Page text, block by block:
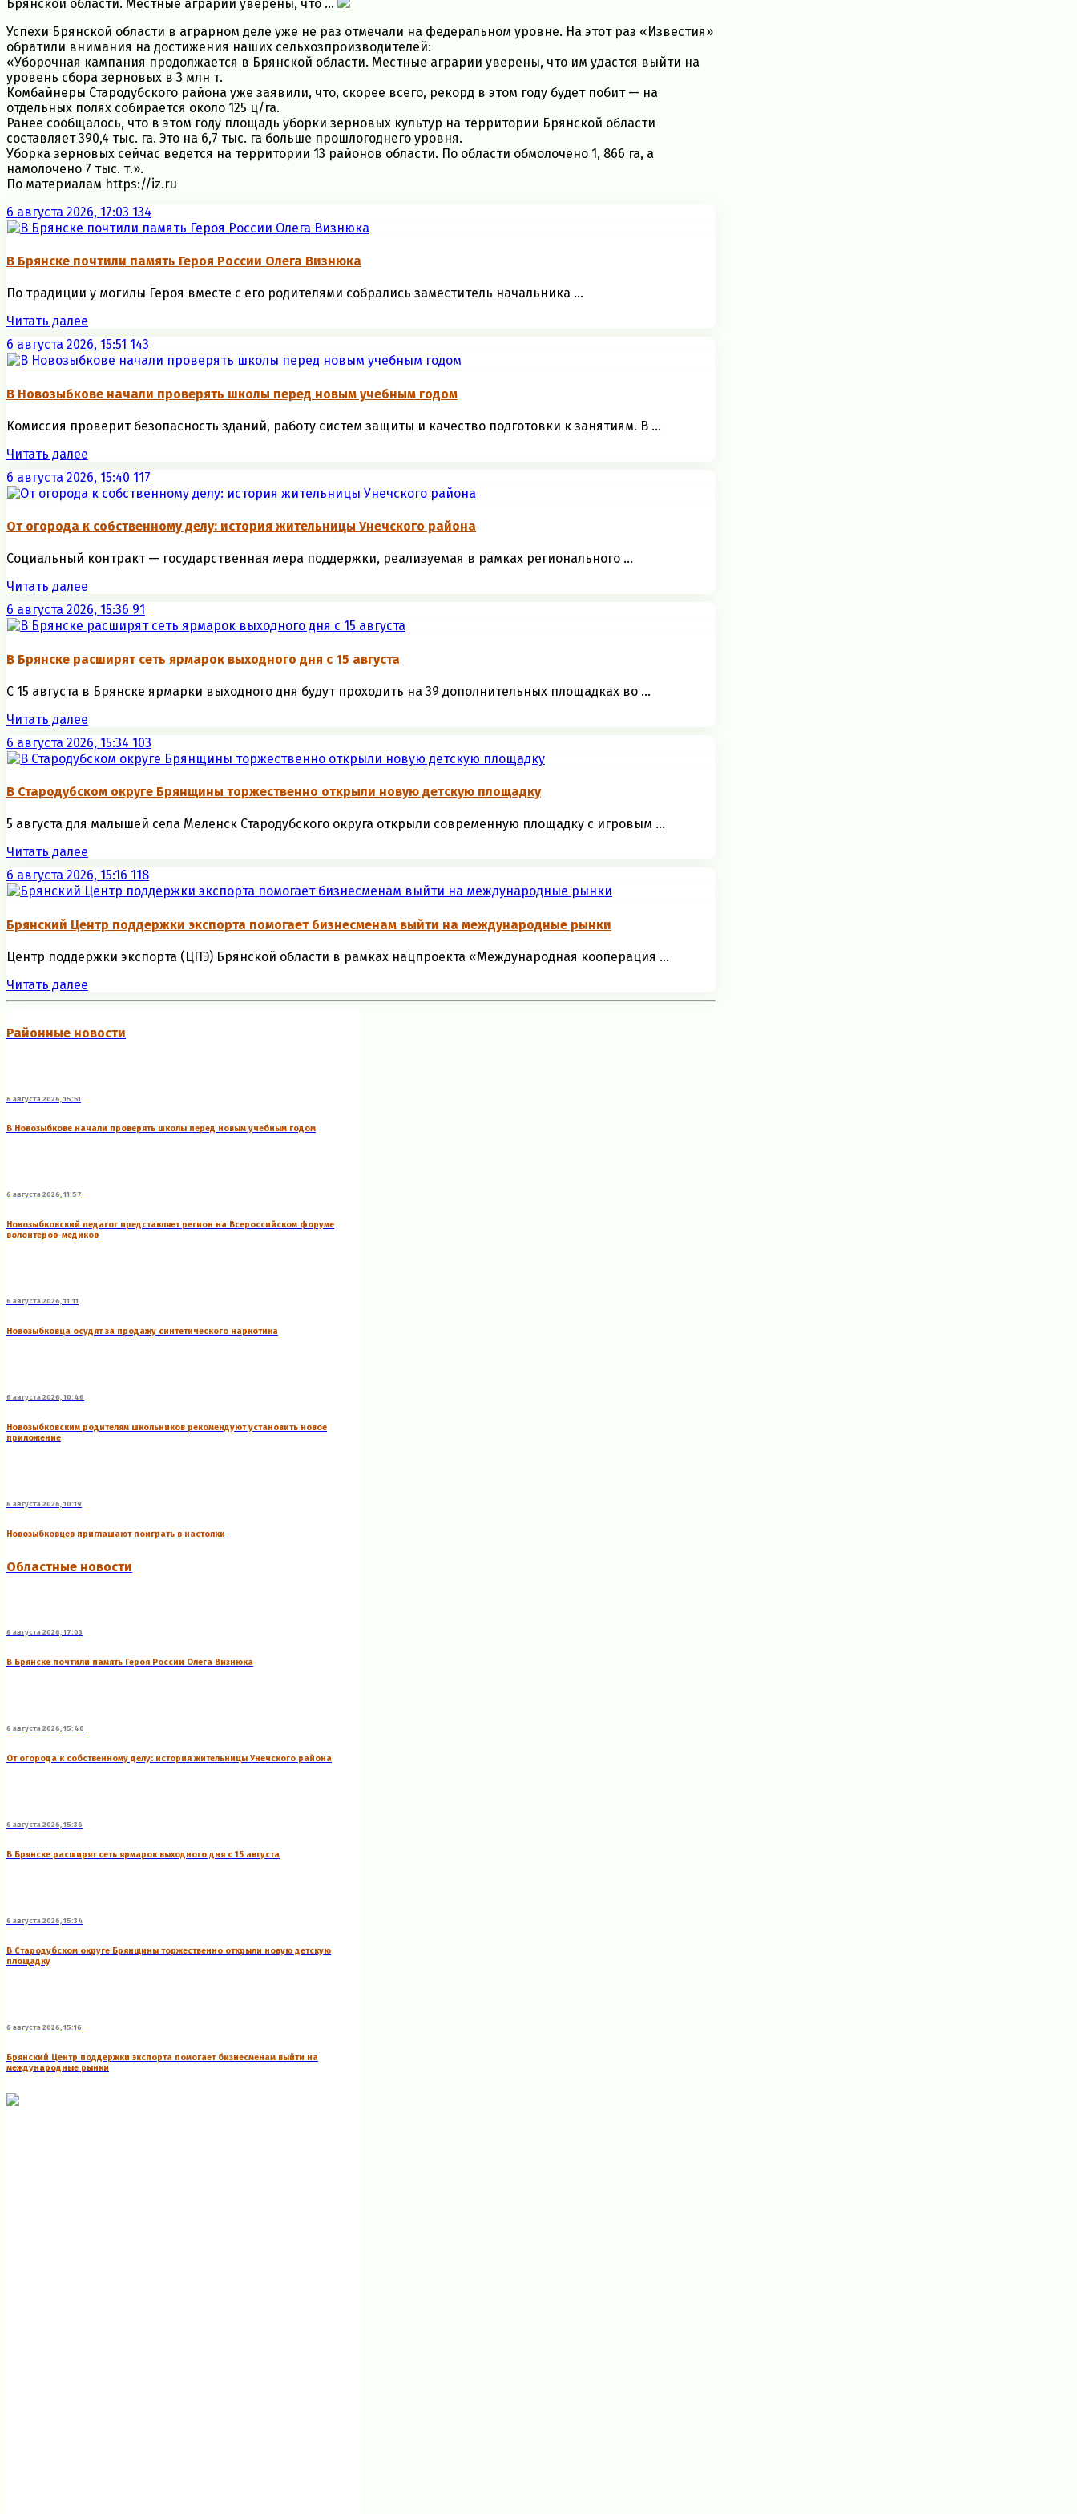
Брянской области. Местные аграрии уверены, что ...
Успехи Брянской области в аграрном деле уже не раз отмечали на федеральном уровне. На этот раз «Известия»
обратили внимания на достижения наших сельхозпроизводителей:
«Уборочная кампания продолжается в Брянской области. Местные аграрии уверены, что им удастся выйти на
уровень сбора зерновых в 3 млн т.
Комбайнеры Стародубского района уже заявили, что, скорее всего, рекорд в этом году будет побит — на
отдельных полях собирается около 125 ц/га.
Ранее сообщалось, что в этом году площадь уборки зерновых культур на территории Брянской области
составляет 390,4 тыс. га. Это на 6,7 тыс. га больше прошлогоднего уровня.
Уборка зерновых сейчас ведется на территории 13 районов области. По области обмолочено 1, 866 га, а
намолочено 7 тыс. т.».
По материалам https://iz.ru
6 августа 2026, 17:03 134
В Брянске почтили память Героя России Олега Визнюка
По традиции у могилы Героя вместе с его родителями собрались заместитель начальника ...
Читать далее
6 августа 2026, 15:51 143
В Новозыбкове начали проверять школы перед новым учебным годом
Комиссия проверит безопасность зданий, работу систем защиты и качество подготовки к занятиям. В ...
Читать далее
6 августа 2026, 15:40 117
От огорода к собственному делу: история жительницы Унечского района
Социальный контракт — государственная мера поддержки, реализуемая в рамках регионального ...
Читать далее
6 августа 2026, 15:36 91
В Брянске расширят сеть ярмарок выходного дня с 15 августа
С 15 августа в Брянске ярмарки выходного дня будут проходить на 39 дополнительных площадках во ...
Читать далее
6 августа 2026, 15:34 103
В Стародубском округе Брянщины торжественно открыли новую детскую площадку
5 августа для малышей села Меленск Стародубского округа открыли современную площадку с игровым ...
Читать далее
6 августа 2026, 15:16 118
Брянский Центр поддержки экспорта помогает бизнесменам выйти на международные рынки
Центр поддержки экспорта (ЦПЭ) Брянской области в рамках нацпроекта «Международная кооперация ...
Читать далее
Районные новости
6 августа 2026, 15:51
В Новозыбкове начали проверять школы перед новым учебным годом
6 августа 2026, 11:57
Новозыбковский педагог представляет регион на Всероссийском форуме
волонтеров-медиков
6 августа 2026, 11:11
Новозыбковца осудят за продажу синтетического наркотика
6 августа 2026, 10:46
Новозыбковским родителям школьников рекомендуют установить новое
приложение
6 августа 2026, 10:19
Новозыбковцев приглашают поиграть в настолки
Областные новости
6 августа 2026, 17:03
В Брянске почтили память Героя России Олега Визнюка
6 августа 2026, 15:40
От огорода к собственному делу: история жительницы Унечского района
6 августа 2026, 15:36
В Брянске расширят сеть ярмарок выходного дня с 15 августа
6 августа 2026, 15:34
В Стародубском округе Брянщины торжественно открыли новую детскую
площадку
6 августа 2026, 15:16
Брянский Центр поддержки экспорта помогает бизнесменам выйти на
международные рынки